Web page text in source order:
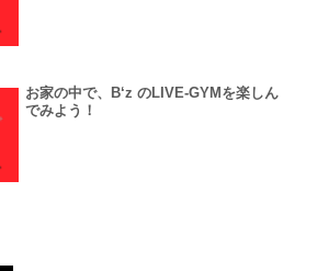
お家の中で、B‘z のLIVE-GYMを楽しん
でみよう！